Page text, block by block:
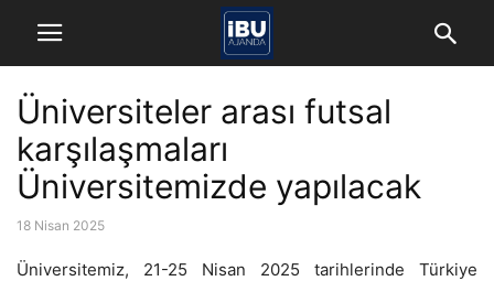
Üniversiteler arası futsal
karşılaşmaları
Üniversitemizde yapılacak
18 Nisan 2025
Üniversitemiz, 21-25 Nisan 2025 tarihlerinde Türkiye